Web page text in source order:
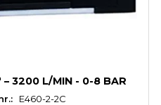
– 3200 L/MIN - 0-8 BAR
E460-2-2C